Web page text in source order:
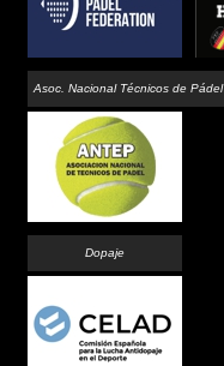
Asoc. Nacional Técnicos de Pádel
Dopaje